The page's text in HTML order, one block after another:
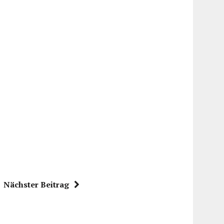
Nächster Beitrag